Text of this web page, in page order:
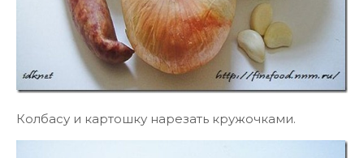
Колбасу и картошку нарезать кружочками.